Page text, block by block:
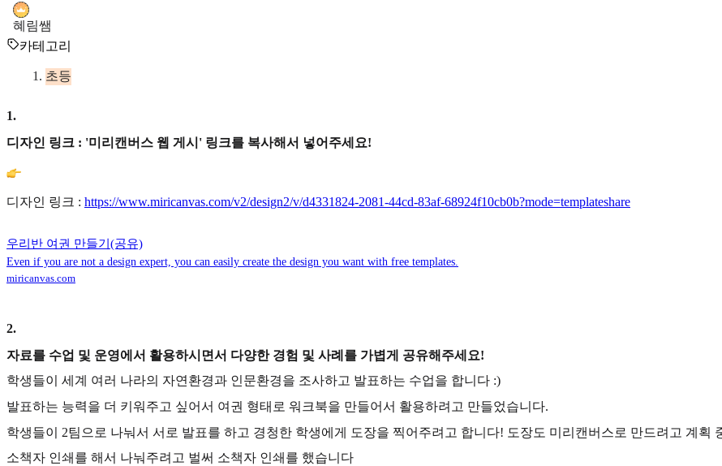
혜림쌤
카테고리
초등
1.
디자인 링크 : '미리캔버스 웹 게시' 링크를 복사해서 넣어주세요!
디자인 링크 : https://www.miricanvas.com/v2/design2/v/d4331824-2081-44cd-83af-68924f10cb0b?mode=templateshare
우리반 여권 만들기(공유)
Even if you are not a design expert, you can easily create the design you want with free templates.
miricanvas.com
2.
자료를 수업 및 운영에서 활용하시면서 다양한 경험 및 사례를 가볍게 공유해주세요!
학생들이 세계 여러 나라의 자연환경과 인문환경을 조사하고 발표하는 수업을 합니다 :)
발표하는 능력을 더 키워주고 싶어서 여권 형태로 워크북을 만들어서 활용하려고 만들었습니다.
학생들이 2팀으로 나눠서 서로 발표를 하고 경청한 학생에게 도장을 찍어주려고 합니다! 도장도 미리캔버스로 만드려고 계획
소책자 인쇄를 해서 나눠주려고 벌써 소책자 인쇄를 했습니다